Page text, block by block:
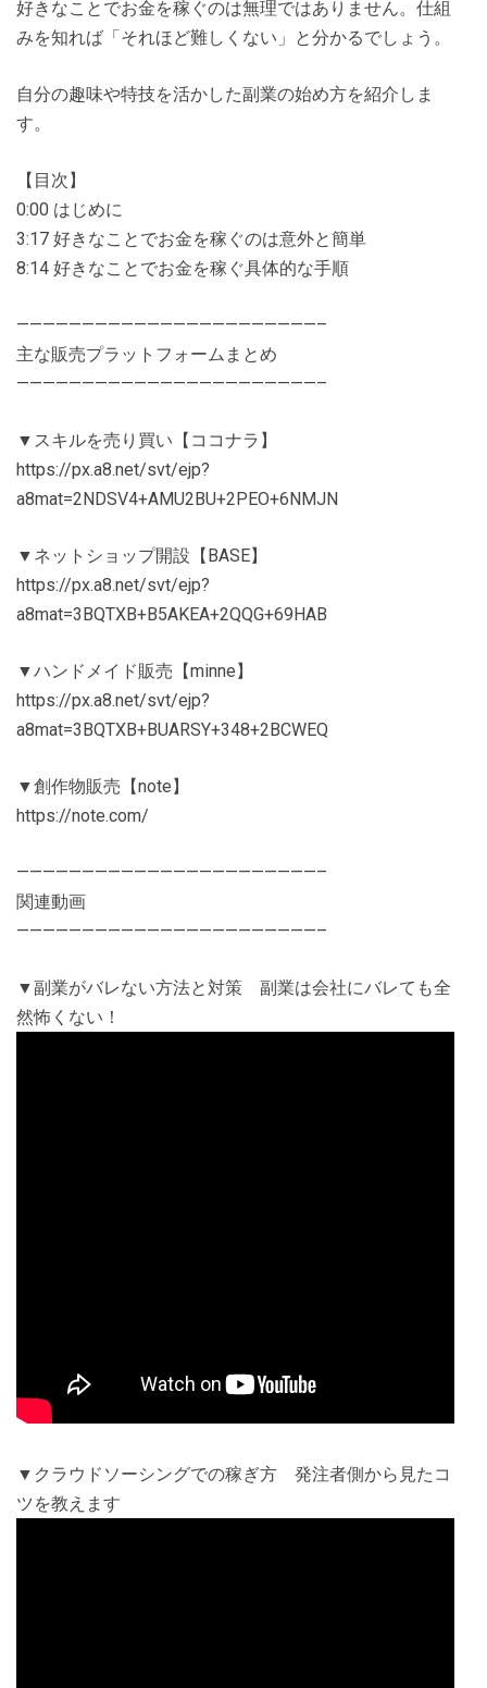
好きなことでお金を稼ぐのは無理ではありません。仕組
みを知れば「それほど難しくない」と分かるでしょう。
自分の趣味や特技を活かした副業の始め方を紹介しま
す。
【目次】
0:00 はじめに
3:17 好きなことでお金を稼ぐのは意外と簡単
8:14 好きなことでお金を稼ぐ具体的な手順
———————————————————————–
主な販売プラットフォームまとめ
———————————————————————–
▼スキルを売り買い【ココナラ】
https://px.a8.net/svt/ejp?
a8mat=2NDSV4+AMU2BU+2PEO+6NMJN
▼ネットショップ開設【BASE】
https://px.a8.net/svt/ejp?
a8mat=3BQTXB+B5AKEA+2QQG+69HAB
▼ハンドメイド販売【minne】
https://px.a8.net/svt/ejp?
a8mat=3BQTXB+BUARSY+348+2BCWEQ
▼創作物販売【note】
https://note.com/
———————————————————————–
関連動画
———————————————————————–
▼副業がバレない方法と対策 副業は会社にバレても全
然怖くない！
▼クラウドソーシングでの稼ぎ方 発注者側から見たコ
ツを教えます